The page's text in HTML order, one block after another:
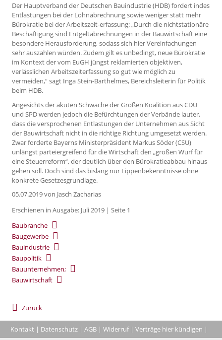
Der Hauptverband der Deutschen Bauindustrie (HDB) fordert indes
Entlastungen bei der Lohnabrechnung sowie weniger statt mehr
Bürokratie bei der Arbeitszeit-erfassung: „Durch die nichtstationäre
Beschäftigung sind Entgeltabrechnungen in der Bauwirtschaft eine
besondere Herausforderung, sodass sich hier Vereinfachungen
sehr auszahlen würden. Zudem gilt es unbedingt, neue Bürokratie
im Kontext der vom EuGH jüngst reklamierten objektiven,
verlässlichen Arbeitszeiterfassung so gut wie möglich zu
vermeiden,“ sagt Inga Stein-Barthelmes, Bereichsleiterin für Politik
beim HDB.
Angesichts der akuten Schwäche der Großen Koalition aus CDU
und SPD werden jedoch die Befürchtungen der Verbände lauter,
dass die versprochenen Entlastungen der Unternehmen aus Sicht
der Bauwirtschaft nicht in die richtige Richtung umgesetzt werden.
Zwar forderte Bayerns Ministerpräsident Markus Söder (CSU)
unlängst parteiergreifend für die Wirtschaft den „großen Wurf für
eine Steuerreform“, der deutlich über den Bürokratieabbau hinaus
gehen soll. Doch sind das bislang nur Lippenbekenntnisse ohne
konkrete Gesetzesgrundlage.
05.07.2019von Jasch Zacharias
Erschienen in Ausgabe: Juli 2019 | Seite 1
Baubranche
Baugewerbe
Bauindustrie
Baupolitik
Bauunternehmen;
Bauwirtschaft
Zurück
Kontakt | Datenschutz | AGB | Widerruf| Verträge hier kündigen |